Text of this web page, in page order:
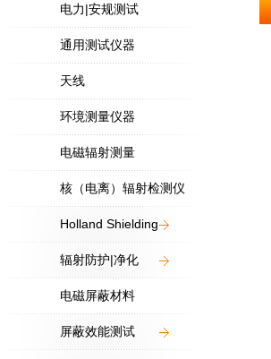
电力|安规测试
通用测试仪器
天线
环境测量仪器
电磁辐射测量
核（电离）辐射检测仪
Holland Shielding
辐射防护|净化
电磁屏蔽材料
屏蔽效能测试